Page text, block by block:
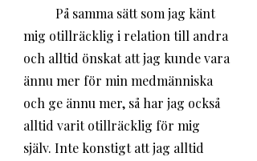
mig otillräcklig i relation till andra
och alltid önskat att jag kunde vara
ännu mer för min medmänniska
och ge ännu mer, så har jag också
alltid varit otillräcklig för mig
själv. Inte konstigt att jag alltid